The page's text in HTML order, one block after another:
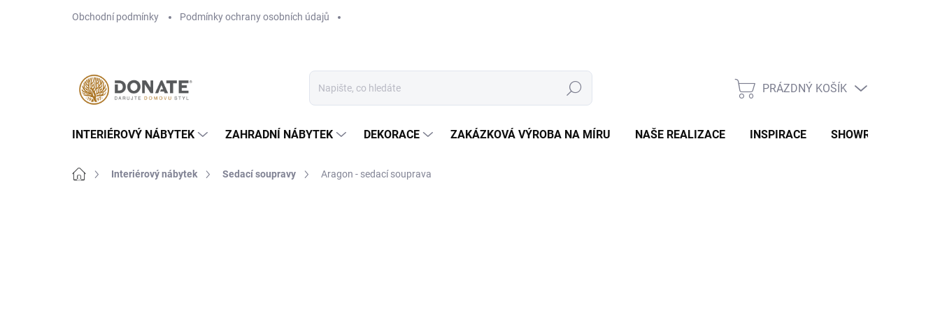
Obchodní podmínky Podmínky ochrany osobních údajů
Hledat
NÁKUPNÍ
PRÁZDNÝ KOŠÍK
INTERIÉROVÝ NÁBYTEK ZAHRADNÍ NÁBYTEK DEKORACE ZAKÁZKOVÁ VÝROBA NA MÍRU NAŠE REALIZACE INSPIRACE SHOWROOM
Domů Interiérový nábytek Sedací soupravy Aragon - sedací souprava